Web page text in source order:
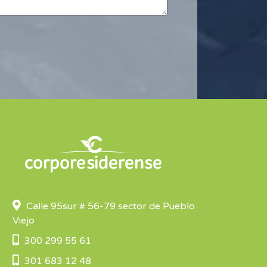
Calle 95sur # 56-79 sector de Pueblo
Viejo
300 299 55 61
301 683 12 48